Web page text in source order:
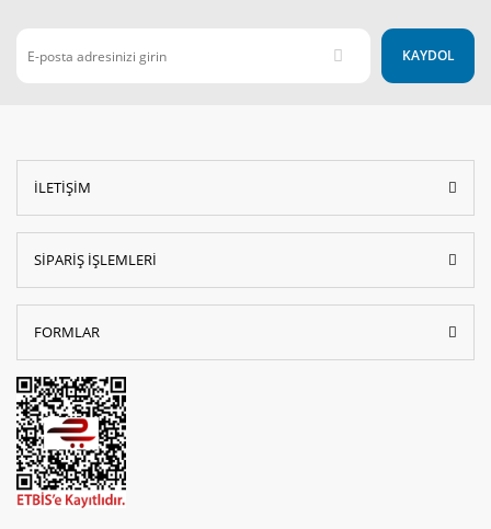
KAYDOL
İLETİŞİM
SİPARİŞ İŞLEMLERİ
FORMLAR